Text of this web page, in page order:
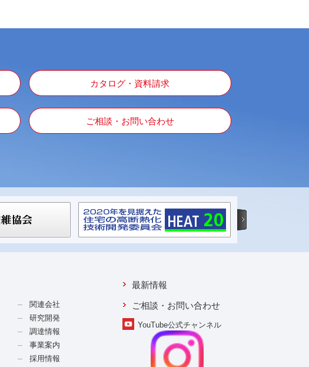
カタログ・資料請求
ご相談・お問い合わせ
関連会社
研究開発
調達情報
事業案内
採用情報
最新情報
ご相談・お問い合わせ
YouTube公式チャンネル